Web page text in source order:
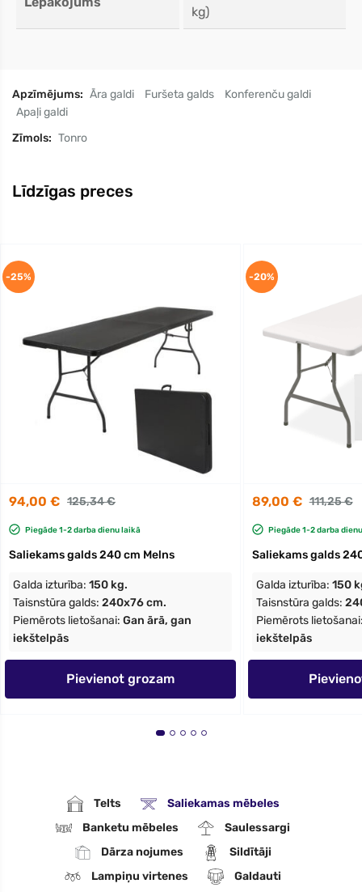
kg)
Apzīmējums: Āra galdi Furšeta galds
Konferenču galdi
Apaļi galdi
Zīmols: Tonro
Līdzīgas preces
94,00 € 125,34 €
Piegāde 1-2 darba dienu laikā
Saliekams galds 240 cm Melns
Galda izturība: 150 kg.
Taisnstūra galds: 240x76 cm.
Piemērots lietošanai: Gan ārā, gan
iekštelpās
Pievienot grozam
-25%
89,00 € 111,25 €
Piegāde 1-2 darba
Saliekams galds
Galda izturība: 150
Taisnstūra galds:
Piemērots
iekštelpās
-20%
Telts
Saliekamas mēbeles
Banketu mēbeles
Saulessargi
Dārza nojumes
Sildītāji
Lampiņu virtenes
Galdauti